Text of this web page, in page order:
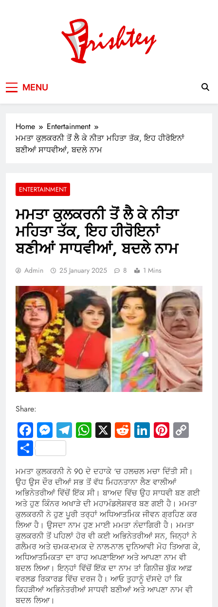
MENU
Home
Entertainment
ਮਮਤਾ ਕੁਲਕਰਨੀ ਤੋਂ ਲੈ ਕੇ ਨੀਤਾ ਮਹਿਤਾ ਤੱਕ, ਇਹ ਹੀਰੋਇਨਾਂ
ਬਣੀਆਂ ਸਾਧਵੀਆਂ, ਬਦਲੇ ਨਾਮ
ENTERTAINMENT
ਮਮਤਾ ਕੁਲਕਰਨੀ ਤੋਂ ਲੈ ਕੇ ਨੀਤਾ
ਮਹਿਤਾ ਤੱਕ, ਇਹ ਹੀਰੋਇਨਾਂ
ਬਣੀਆਂ ਸਾਧਵੀਆਂ, ਬਦਲੇ ਨਾਮ
Admin 25 January 2025 8 1 Mins
Share:
Facebook
Messenger
Telegram
WhatsApp
X RedditLinkedIn
Share
ਮਮਤਾ ਕੁਲਕਰਨੀ ਨੇ 90 ਦੇ ਦਹਾਕੇ ‘ਚ ਹਲਚਲ ਮਚਾ ਦਿੱਤੀ ਸੀ।
ਉਹ ਉਸ ਦੌਰ ਦੀਆਂ ਸਭ ਤੋਂ ਵੱਧ ਮਿਹਨਤਾਨਾ ਲੈਣ ਵਾਲੀਆਂ
ਅਭਿਨੇਤਰੀਆਂ ਵਿੱਚੋਂ ਇੱਕ ਸੀ। ਬਾਅਦ ਵਿੱਚ ਉਹ ਸਾਧਵੀ ਬਣ ਗਈ
ਅਤੇ ਹੁਣ ਕਿੰਨਰ ਅਖਾੜੇ ਦੀ ਮਹਾਮੰਡਲੇਸ਼ਵਰ ਬਣ ਗਈ ਹੈ। ਮਮਤਾ
ਕੁਲਕਰਨੀ ਨੇ ਹੁਣ ਪੂਰੀ ਤਰ੍ਹਾਂ ਅਧਿਆਤਮਿਕ ਜੀਵਨ ਗ੍ਰਹਿਣ ਕਰ
ਲਿਆ ਹੈ। ਉਸਦਾ ਨਾਮ ਹੁਣ ਮਾਈ ਮਮਤਾ ਨੰਦਾਗਿਰੀ ਹੈ। ਮਮਤਾ
ਕੁਲਕਰਨੀ ਤੋਂ ਪਹਿਲਾਂ ਹੋਰ ਵੀ ਕਈ ਅਭਿਨੇਤਰੀਆਂ ਸਨ, ਜਿਨ੍ਹਾਂ ਨੇ
ਗਲੈਮਰ ਅਤੇ ਚਮਕ-ਦਮਕ ਦੇ ਨਾਲ-ਨਾਲ ਦੁਨਿਆਵੀ ਮੋਹ ਤਿਆਗ ਕੇ,
ਅਧਿਆਤਮਿਕਤਾ ਦਾ ਰਾਹ ਅਪਣਾਇਆ ਅਤੇ ਆਪਣਾ ਨਾਮ ਵੀ
ਬਦਲ ਲਿਆ। ਇਨ੍ਹਾਂ ਵਿੱਚੋਂ ਇੱਕ ਦਾ ਨਾਮ ਤਾਂ ਗਿਨੀਜ਼ ਬੁੱਕ ਆਫ਼
ਵਰਲਡ ਰਿਕਾਰਡ ਵਿੱਚ ਦਰਜ ਹੈ। ਆਓ ਤੁਹਾਨੂੰ ਦੱਸਦੇ ਹਾਂ ਕਿ
ਕਿਹੜੀਆਂ ਅਭਿਨੇਤਰੀਆਂ ਸਾਧਵੀ ਬਣੀਆਂ ਅਤੇ ਆਪਣਾ ਨਾਮ ਵੀ
ਬਦਲ ਲਿਆ।